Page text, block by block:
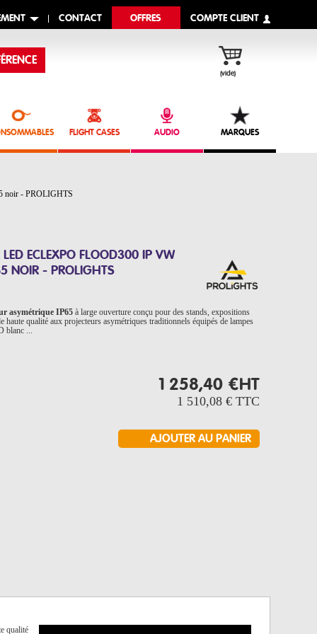
CONTACT OFFRES COMPTE CLIENT
(vide)
FLIGHT CASES AUDIO MARQUES
noir - PROLIGHTS
LED ECLEXPO FLOOD300 IP VW
NOIR - PROLIGHTS
asymétrique IP65 à large ouverture conçu pour des stands, expositions
qualité aux projecteurs asymétriques traditionnels équipés de lampes
blanc ...
1 258,40 €HT
1 510,08 € TTC
qualité